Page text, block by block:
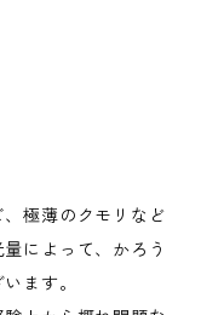
極薄のクモリなど
によって、かろう
ます。